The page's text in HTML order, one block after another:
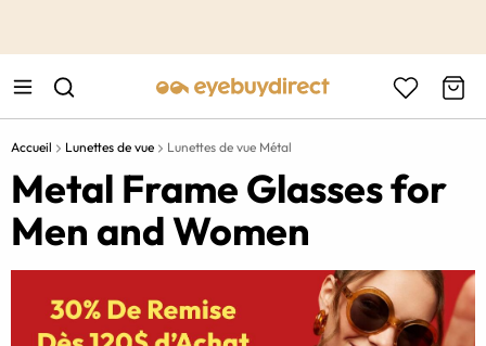
Accueil Lunettes de vue Lunettes de vue Métal
Metal Frame Glasses for
Men and Women